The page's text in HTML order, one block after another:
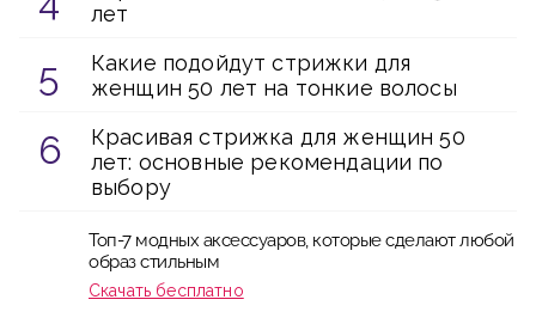
лет
Какие подойдут стрижки для
женщин 50 лет на тонкие волосы
Красивая стрижка для женщин 50
лет: основные рекомендации по
выбору
Топ-7 модных аксессуаров, которые сделают любой
образ стильным
Скачать бесплатно